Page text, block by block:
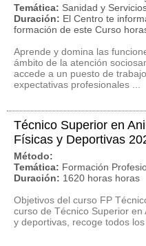
Temática: Sanidad y
Duración: El Centro te
formación de este Curso
Aprende y domina las
ámbito de la atención
accede a un puesto de
expectativas profesionales ...
Técnico Superior en
Físicas y Deportivas
Método:
Temática: Formación
Duración: 1620 horas horas
Objetivos del curso FP
curso de Técnico Superior
y deportivas, recoge todos los